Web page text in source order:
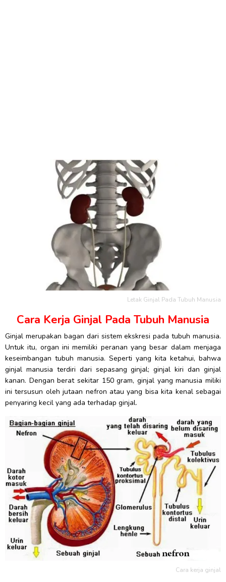
Letak Ginjal Pada Tubuh Manusia
Cara Kerja Ginjal Pada Tubuh Manusia
Ginjal merupakan bagan dari sistem ekskresi pada tubuh manusia.
Untuk itu, organ ini memiliki peranan yang besar dalam menjaga
keseimbangan tubuh manusia. Seperti yang kita ketahui, bahwa
ginjal manusia terdiri dari sepasang ginjal; ginjal kiri dan ginjal
kanan. Dengan berat sekitar 150 gram, ginjal yang manusia miliki
ini tersusun oleh jutaan nefron atau yang bisa kita kenal sebagai
penyaring kecil yang ada terhadap ginjal.
Cara kerja ginjal